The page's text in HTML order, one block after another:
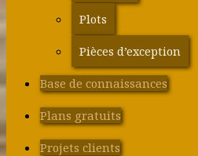
Plots
Pièces d’exception
Base de connaissances
Plans gratuits
Projets clients